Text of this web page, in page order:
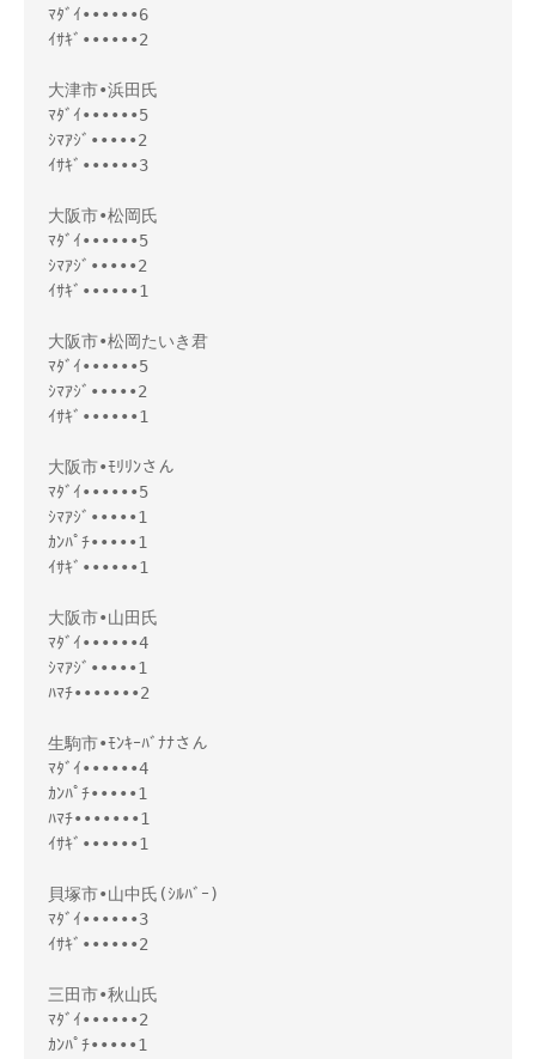
ﾏﾀﾞｲ••••••6
ｲｻｷﾞ••••••2
大津市•浜田氏
ﾏﾀﾞｲ••••••5
ｼﾏｱｼﾞ•••••2
ｲｻｷﾞ••••••3
大阪市•松岡氏
ﾏﾀﾞｲ••••••5
ｼﾏｱｼﾞ•••••2
ｲｻｷﾞ••••••1
大阪市•松岡たいき君
ﾏﾀﾞｲ••••••5
ｼﾏｱｼﾞ•••••2
ｲｻｷﾞ••••••1
大阪市•ﾓﾘﾘﾝさん
ﾏﾀﾞｲ••••••5
ｼﾏｱｼﾞ•••••1
ｶﾝﾊﾟﾁ•••••1
ｲｻｷﾞ••••••1
大阪市•山田氏
ﾏﾀﾞｲ••••••4
ｼﾏｱｼﾞ•••••1
ﾊﾏﾁ•••••••2
生駒市•ﾓﾝｷｰﾊﾞﾅﾅさん
ﾏﾀﾞｲ••••••4
ｶﾝﾊﾟﾁ•••••1
ﾊﾏﾁ•••••••1
ｲｻｷﾞ••••••1
貝塚市•山中氏(ｼﾙﾊﾞｰ)
ﾏﾀﾞｲ••••••3
ｲｻｷﾞ••••••2
三田市•秋山氏
ﾏﾀﾞｲ••••••2
ｶﾝﾊﾟﾁ•••••1